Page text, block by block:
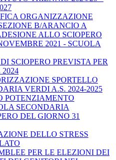
ORGANIZZAZIONE
B/ARANCIO A
ALLO SCIOPERO
2021 - SCUOLA
SCIOPERO PREVISTA PER
SPORTELLO
VERDI A.S. 2024-2025
POTENZIAMENTO
SECONDARIA
DEL GIORNO 31
DELLO STRESS
PER LE ELEZIONI DEI